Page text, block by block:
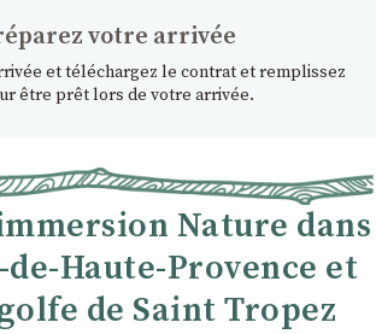
votre arrivée
et téléchargez le contrat et remplissez
être prêt lors de votre arrivée.
Nature dans
Haute-Provence et
de Saint Tropez